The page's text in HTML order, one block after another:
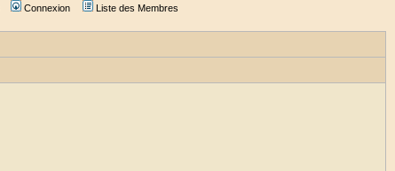
Connexion Liste des Membres